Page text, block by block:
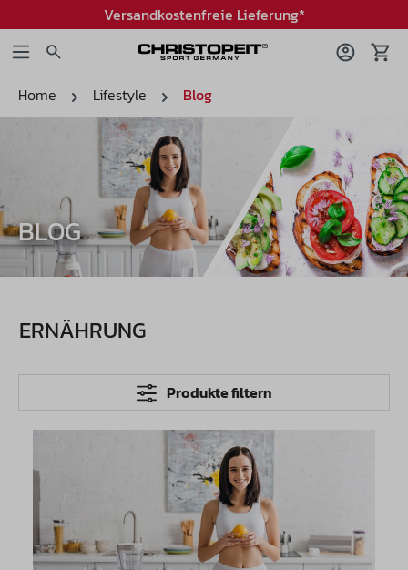
Versandkostenfreie Lieferung*
Home Lifestyle Blog
BLOG
ERNÄHRUNG
Produkte filtern